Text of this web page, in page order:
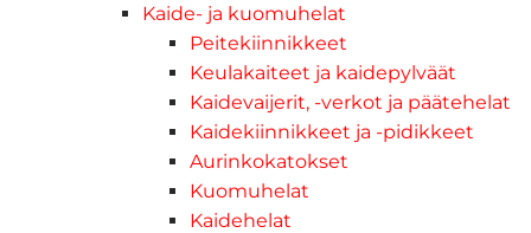
Kaide- ja kuomuhelat
Peitekiinnikkeet
Keulakaiteet ja kaidepylväät
Kaidevaijerit, -verkot ja päätehelat
Kaidekiinnikkeet ja -pidikkeet
Aurinkokatokset
Kuomuhelat
Kaidehelat